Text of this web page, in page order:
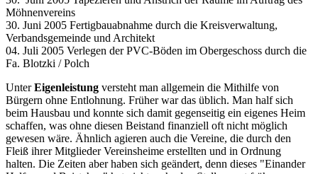
Möhnenvereins
30. Juni 2005 Fertigbauabnahme durch die Kreisverwaltung,
Verbandsgemeinde und Architekt
04. Juli 2005 Verlegen der PVC-Böden im Obergeschoss durch die
Fa. Blotzki / Polch
UnterEigenleistung versteht man allgemein die Mithilfe von
Bürgern ohne Entlohnung. Früher war das üblich. Man half sich
beim Hausbau und konnte sich damit gegenseitig ein eigenes Heim
schaffen, was ohne diesen Beistand finanziell oft nicht möglich
gewesen wäre. Ähnlich agieren auch die Vereine, die durch den
Fleiß ihrer Mitglieder Vereinsheime erstellten und in Ordnung
halten. Die Zeiten aber haben sich geändert, denn dieses "Einander